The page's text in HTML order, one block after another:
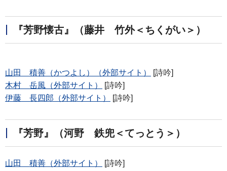
『芳野懐古』（藤井 竹外＜ちくがい＞）
山田 積善（かつよし）（外部サイト）
[詩吟]
木村 岳風（外部サイト）
[詩吟]
伊藤 長四郎（外部サイト）
[詩吟]
『芳野』（河野 鉄兜＜てっとう＞）
山田 積善（外部サイト）
[詩吟]